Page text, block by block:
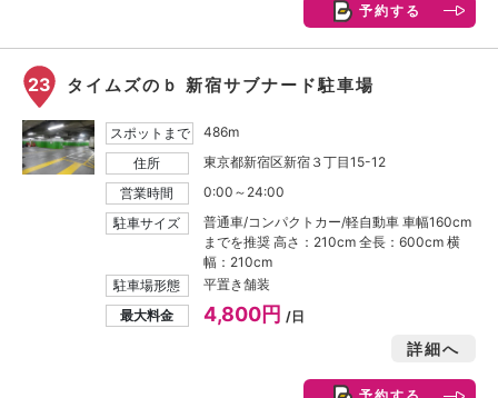
予約する
23 タイムズのｂ 新宿サブナード駐車場
スポットまで
486m
住所
東京都新宿区新宿３丁目15-12
営業時間
0:00～24:00
駐車サイズ
普通車/コンパクトカー/軽自動車 車幅160cm
までを推奨 高さ：210cm 全長：600cm 横
幅：210cm
駐車場形態
平置き舗装
最大料金
4,800円/日
詳細へ